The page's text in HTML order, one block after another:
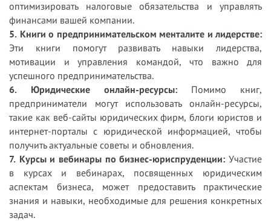
оптимизировать налоговые обязательства и управлять
финансами вашей компании.
5. Книги о предпринимательском менталите и лидерстве:
Эти книги помогут развивать навыки лидерства,
мотивации и управления командой, что важно для
успешного предпринимательства.
6. Юридические онлайн-ресурсы: Помимо книг,
предприниматели могут использовать онлайн-ресурсы,
такие как веб-сайты юридических фирм, блоги юристов и
интернет-порталы с юридической информацией, чтобы
получить актуальные советы и обновления.
7. Курсы и вебинары по бизнес-юриспруденции: Участие
в курсах и вебинарах, посвященных юридическим
аспектам бизнеса, может предоставить практические
знания и навыки, необходимые для решения конкретных
задач.